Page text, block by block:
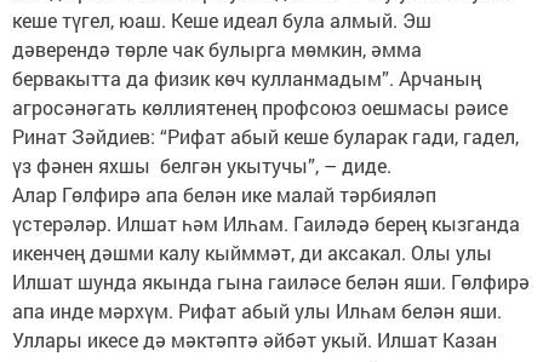
кеше түгел, юаш. Кеше идеал була алмый. Эш
дәверендә төрле чак булырга мөмкин, әмма
бервакытта да физик көч кулланмадым”. Арчаның
агросәнәгать көллиятенең профсоюз оешмасы рәисе
Ринат Зәйдиев: “Рифат абый кеше буларак гади, гадел,
үз фәнен яхшы белгән укытучы”, – диде.
Алар Гөлфирә апа белән ике малай тәрбияләп
үстерәләр. Илшат һәм Илһам. Гаиләдә берең кызганда
икенчең дәшми калу кыйммәт, ди аксакал. Олы улы
Илшат шунда якында гына гаиләсе белән яши. Гөлфирә
апа инде мәрхүм. Рифат абый улы Илһам белән яши.
Уллары икесе дә мәктәптә әйбәт укый. Илшат Казан